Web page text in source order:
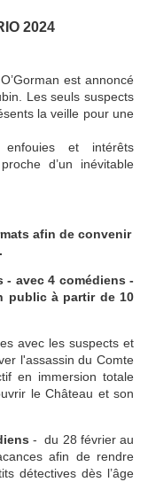
2024
est annoncé
Les seuls suspects
la veille pour une
et intérêts
d’un inévitable
afin de convenir
- avec 4 comédiens -
public à partir de 10
avec les suspects et
l'assassin du Comte
en immersion totale
le Château et son
-du 28 février au
afin de rendre
détectives dès l’âge